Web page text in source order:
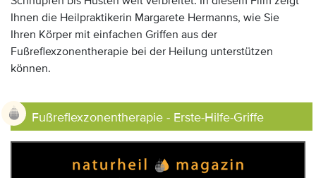
Ihnen die Heilpraktikerin Margarete Hermanns, wie Sie
Ihren Körper mit einfachen Griffen aus der
Fußreflexzonentherapie bei der Heilung unterstützen
können.
Fußreflexzonentherapie - Erste-Hilfe-Griffe